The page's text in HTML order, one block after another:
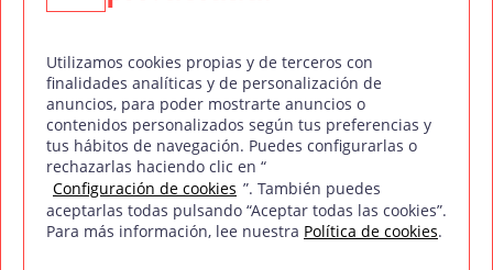
Nuestros sellos de calidad
Síguenos en Redes Sociales
Política de privacidad Política de cookies
Aviso legal
Utilizamos cookies propias y de terceros con
finalidades analíticas y de personalización de
anuncios, para poder mostrarte anuncios o
contenidos personalizados según tus preferencias y
tus hábitos de navegación. Puedes configurarlas o
rechazarlas haciendo clic en “
Configuración de cookies ”. También puedes
aceptarlas todas pulsando “Aceptar todas las cookies”.
Para más información, lee nuestra Política de cookies.